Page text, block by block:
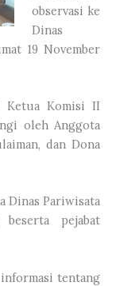
observasi ke
Dinas
19 November
Ketua Komisi II
oleh Anggota
dan Dona
Dinas Pariwisata
pejabat
tentang